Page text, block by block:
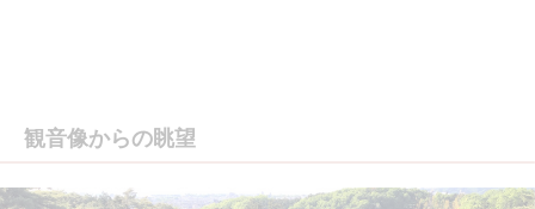
観音像からの眺望